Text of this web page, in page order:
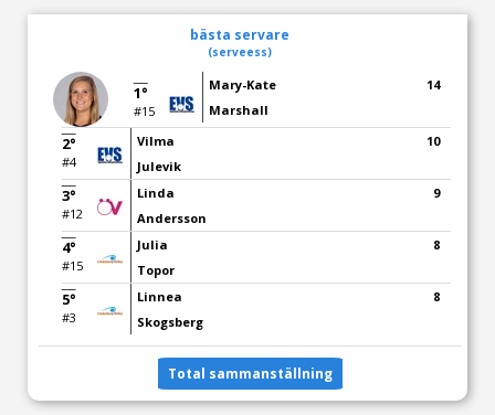
bästa servare
(serveess)
1°
#15
Mary-Kate
Marshall
14
2°
#4
Vilma
Julevik
10
3°
#12
Linda
Andersson
9
4°
#15
Julia
Topor
8
5°
#3
Linnea
Skogsberg
8
Total sammanställning